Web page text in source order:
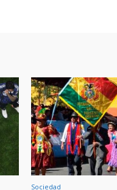
Sociedad